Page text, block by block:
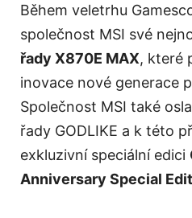
Během veletrhu
společnost MSI své
řady X870E MAX, které
inovace nové generace
Společnost MSI také
řady GODLIKE a k této
exkluzivní speciální edici
Anniversary Special